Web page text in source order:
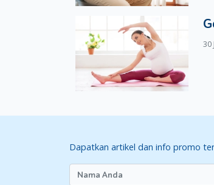
30
Dapatkan artikel dan info promo